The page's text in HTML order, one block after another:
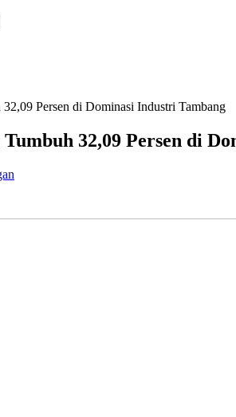
Persen di Dominasi Industri Tambang
32,09 Persen di